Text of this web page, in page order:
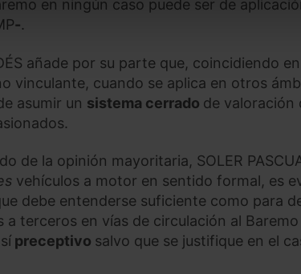
en ningún caso puede ser de
-.
añade por su parte que, coincidiendo
vinculante, cuando se aplica en otros
asumir un sistema cerrado de valoración
de la opinión mayoritaria, SOLER
vehículos a motor en sentido formal, es
debe entenderse suficiente como para
terceros en vías de circulación al Baremo
preceptivo salvo que se justifique en el